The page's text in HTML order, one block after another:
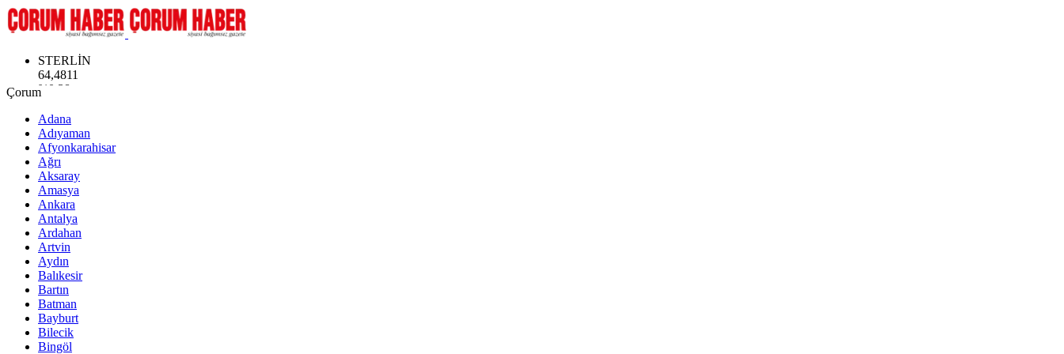
STERLİN
%0.38
GRAM ALTIN
6660.55
BİST100
13.779
%-14
BITCOIN
64.944,08
%-0.18
DOLAR
47,7436
%0.18
EURO
55,2510
%0.32
Çorum
Adana
Adıyaman
Afyonkarahisar
Ağrı
Aksaray
Amasya
Ankara
Antalya
Ardahan
Artvin
Aydın
Balıkesir
Bartın
Batman
Bayburt
Bilecik
Bingöl